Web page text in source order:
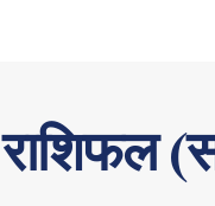
राशिफल